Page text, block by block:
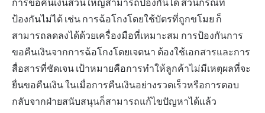
การขอคืนเงินส่วนใหญ่สามารถป้องกันได้ ส่วนกรณีที่
ป้องกันไม่ได้ เช่น การฉ้อโกงโดยใช้บัตรที่ถูกขโมย ก็
สามารถลดลงได้ด้วยเครื่องมือที่เหมาะสม การป้องกันการ
ขอคืนเงินจากการฉ้อโกงโดยเจตนา ต้องใช้เอกสารและการ
สื่อสารที่ชัดเจน เป้าหมายคือการทำให้ลูกค้าไม่มีเหตุผลที่จะ
ยื่นขอคืนเงิน ในเมื่อการคืนเงินอย่างรวดเร็วหรือการตอบ
กลับจากฝ่ายสนับสนุนก็สามารถแก้ไขปัญหาได้แล้ว